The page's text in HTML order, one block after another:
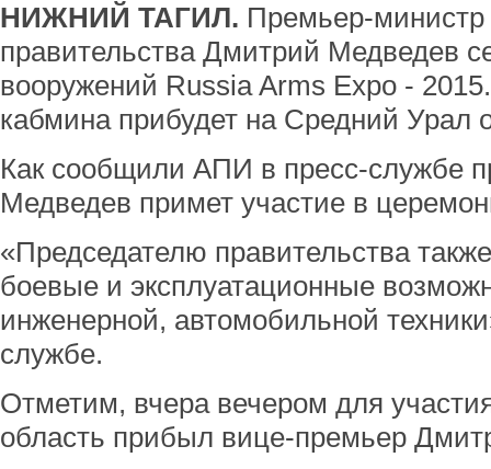
НИЖНИЙ ТАГИЛ. Премьер-министр
правительства Дмитрий Медведев
вооружений Russia Arms Expo -
кабмина прибудет на Средний Урал
Как сообщили АПИ в пресс-службе
Медведев примет участие в
«Председателю правительства
боевые и эксплуатационные
инженерной, автомобильной
службе.
Отметим, вчера вечером для
область прибыл вице-премьер